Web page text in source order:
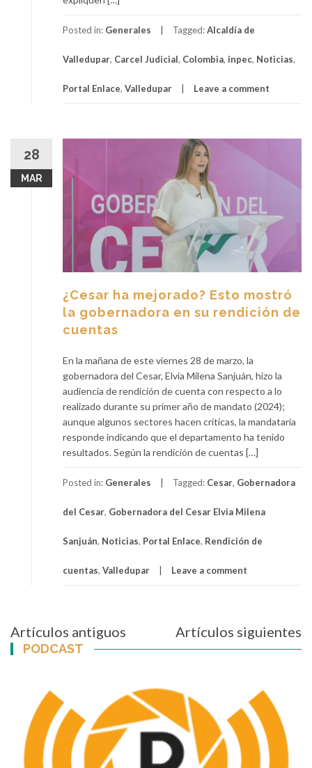
Posted in: Generales Tagged:Alcaldía de
Valledupar, Carcel Judicial, Colombia, inpec, Noticias,
Portal Enlace, Valledupar Leave a comment
28
MAR
¿Cesar ha mejorado? Esto mostró
la gobernadora en su rendición de
cuentas
En la mañana de este viernes 28 de marzo, la
gobernadora del Cesar, Elvia Milena Sanjuán, hizo la
audiencia de rendición de cuenta con respecto a lo
realizado durante su primer año de mandato (2024);
aunque algunos sectores hacen críticas, la mandataria
responde indicando que el departamento ha tenido
resultados. Según la rendición de cuentas […]
Posted in: Generales Tagged: Cesar, Gobernadora
del Cesar, Gobernadora del Cesar Elvia Milena
Sanjuán, Noticias, Portal Enlace, Rendición de
cuentas, Valledupar Leave a comment
Navegación
de
entradas
Artículos antiguos Artículos siguientes
PODCAST